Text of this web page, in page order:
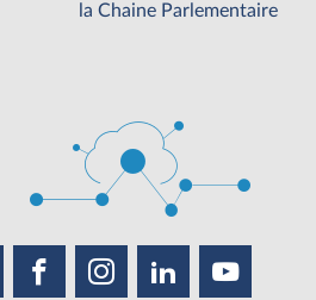
la Chaine Parlementaire